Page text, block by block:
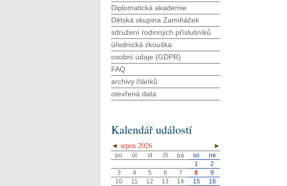
Diplomatická akademie
Dětská skupina Zamiňáček
sdružení rodinných příslušníků
úřednická zkouška
osobní údaje (GDPR)
FAQ
archivy článků
otevřená data
Kalendář událostí
◄ ►
srpen 2026
po út st čt pá so
ne
1
2
3
4 5 6 7 8
9
10
11 12 13 14 15
16